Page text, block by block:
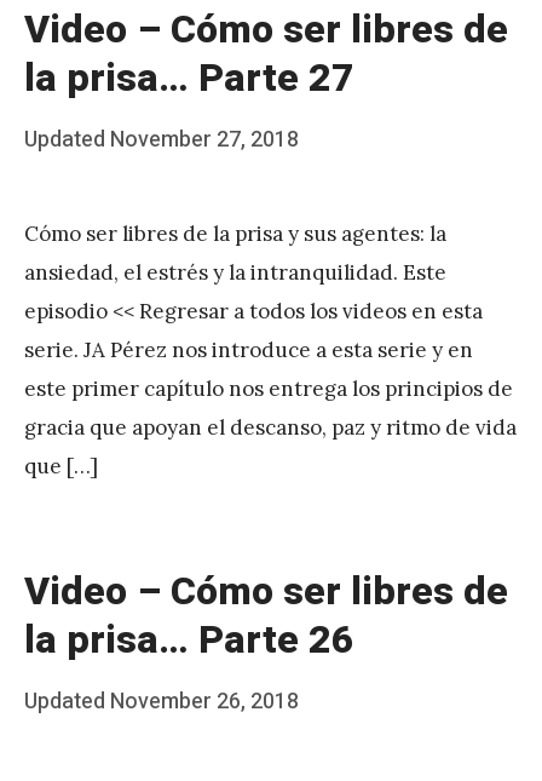
Video – Cómo ser libres de
la prisa… Parte 27
Posted
Updated November 27, 2018
b
J
A
P
é
r
e
z
Cómo ser libres de la prisa y sus agentes: la
ansiedad, el estrés y la intranquilidad. Este
episodio << Regresar a todos los videos en esta
serie. JA Pérez nos introduce a esta serie y en
este primer capítulo nos entrega los principios de
gracia que apoyan el descanso, paz y ritmo de vida
que […]
Video – Cómo ser libres de
la prisa… Parte 26
Posted
Updated November 26, 2018
b